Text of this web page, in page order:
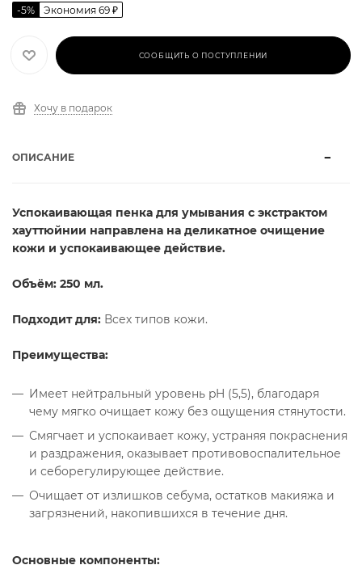
-5% Экономия 69 ₽
СООБЩИТЬ О ПОСТУПЛЕНИИ
Хочу в подарок
ОПИСАНИЕ
Успокаивающая пенка для умывания с экстрактом
хауттюйнии направлена на деликатное очищение
кожи и успокаивающее действие.
Объём: 250 мл.
Подходит для: Всех типов кожи.
Преимущества:
Имеет нейтральный уровень pH (5,5), благодаря
чему мягко очищает кожу без ощущения стянутости.
Смягчает и успокаивает кожу, устраняя покраснения
и раздражения, оказывает противовоспалительное
и себорегулирующее действие.
Очищает от излишков себума, остатков макияжа и
загрязнений, накопившихся в течение дня.
Основные компоненты: